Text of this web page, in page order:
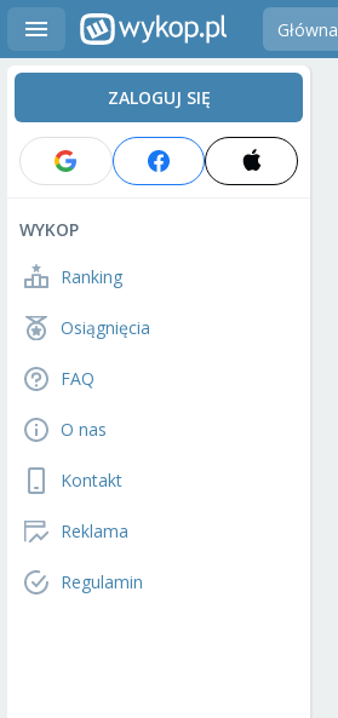
Główna
ZALOGUJ SIĘ
WYKOP
Ranking
Osiągnięcia
FAQ
O nas
Kontakt
Reklama
Regulamin